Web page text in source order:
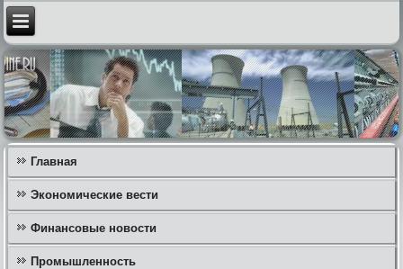
Главная
Экономические вести
Финансовые новости
Промышленность